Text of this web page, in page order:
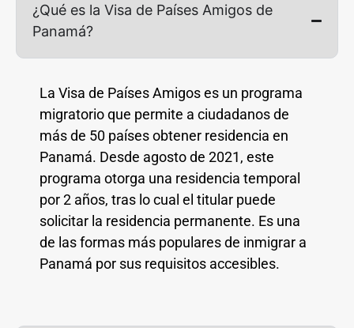
¿Qué es la Visa de Países Amigos de
Panamá?
La Visa de Países Amigos es un programa
migratorio que permite a ciudadanos de
más de 50 países obtener residencia en
Panamá. Desde agosto de 2021, este
programa otorga una residencia temporal
por 2 años, tras lo cual el titular puede
solicitar la residencia permanente. Es una
de las formas más populares de inmigrar a
Panamá por sus requisitos accesibles.